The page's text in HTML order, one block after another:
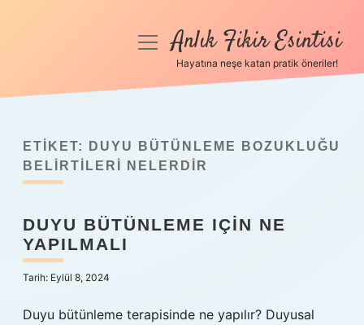
Anasayfa
Yasal Uyarı
menüyüAnlık Fikir Esintisi
Hayatına neşe katan pratik öneriler!
ETIKET:
DUYU BÜTÜNLEME BOZUKLUĞU
BELIRTILERI NELERDIR
DUYU BÜTÜNLEME IÇIN NE
YAPILMALI
Tarih: Eylül 8, 2024
Duyu bütünleme terapisinde ne yapılır? Duyusal